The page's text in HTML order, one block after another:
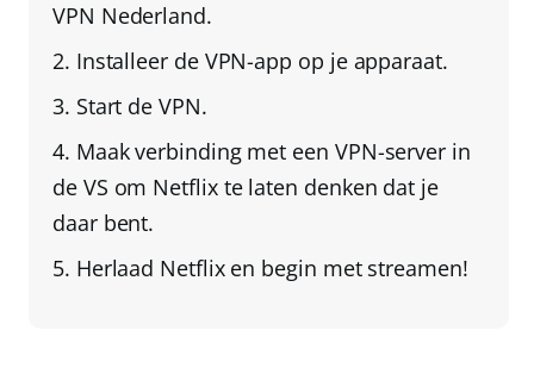
VPN Nederland.
Installeer de VPN-app op je apparaat.
Start de VPN.
Maak verbinding met een VPN-server in
de VS om Netflix te laten denken dat je
daar bent.
Herlaad Netflixen begin met streamen!